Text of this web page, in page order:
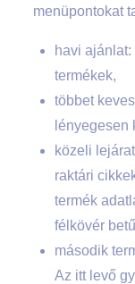
menüpontokat
havi
termékek,
többet
lényegesen
közeli
raktári
termék
félkövér
második
Az itt levő